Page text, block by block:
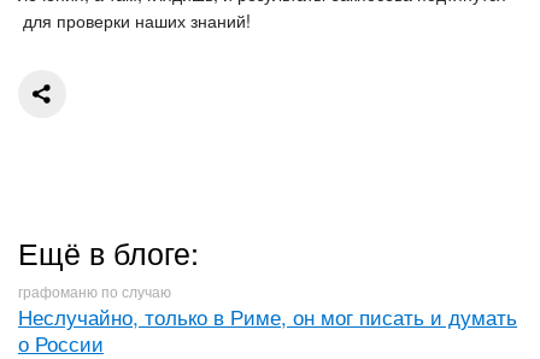
для проверки наших знаний!
Ещё в блоге:
графоманю по случаю
Неслучайно, только в Риме, он мог писать и думать
о России